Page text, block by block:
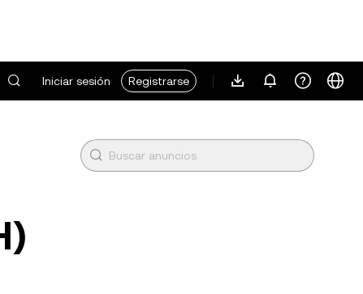
Iniciar sesión Registrarse